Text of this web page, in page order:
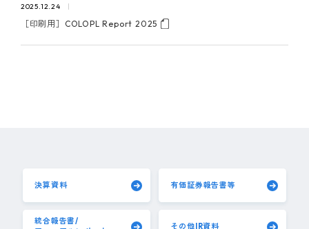
2025.12.24
［印刷用］COLOPL Report 2025
決算資料 有価証券報告書等
統合報告書/
その他IR資料